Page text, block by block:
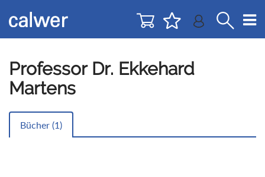
zur
Navigation
zum
Inhalt
Professor Dr. Ekkehard
Martens
Bücher (1)